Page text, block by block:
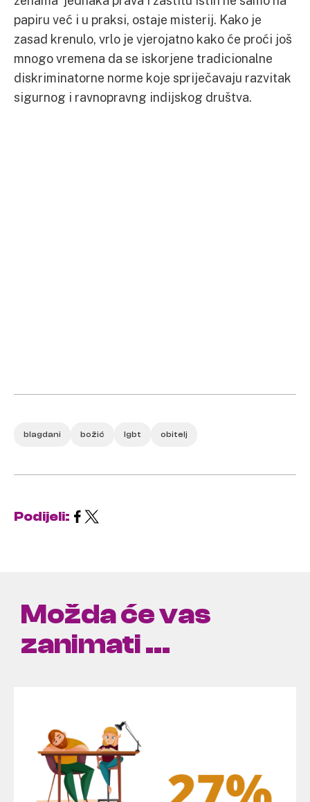
papiru već i u praksi, ostaje misterij. Kako je
zasad krenulo, vrlo je vjerojatno kako će proći još
mnogo vremena da se iskorjene tradicionalne
diskriminatorne norme koje spriječavaju razvitak
sigurnog i ravnopravng indijskog društva.
blagdani božić lgbt obitelj
Podijeli:
Možda će vas
zanimati ...